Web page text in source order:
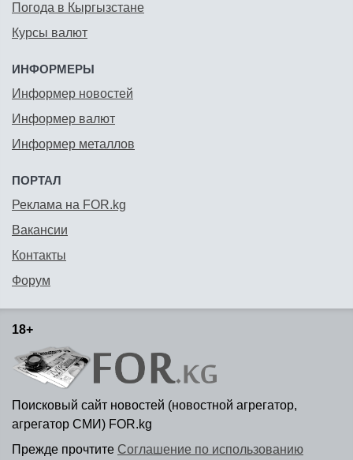
Погода в Кыргызстане
Курсы валют
ИНФОРМЕРЫ
Информер новостей
Информер валют
Информер металлов
ПОРТАЛ
Реклама на FOR.kg
Вакансии
Контакты
Форум
18+
Поисковый сайт новостей (новостной агрегатор,
агрегатор СМИ) FOR.kg
Прежде прочтите Соглашение по использованию